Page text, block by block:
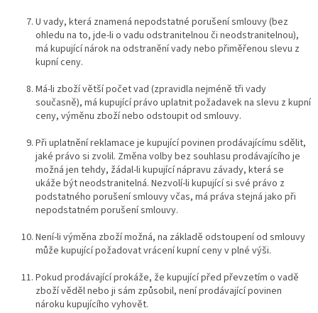
U vady, která znamená nepodstatné porušení smlouvy (bez
ohledu na to, jde-li o vadu odstranitelnou či neodstranitelnou),
má kupující nárok na odstranění vady nebo přiměřenou slevu z
kupní ceny.
Má-li zboží větší počet vad (zpravidla nejméně tři vady
současně), má kupující právo uplatnit požadavek na slevu z kupní
ceny, výměnu zboží nebo odstoupit od smlouvy.
Při uplatnění reklamace je kupující povinen prodávajícímu sdělit,
jaké právo si zvolil. Změna volby bez souhlasu prodávajícího je
možná jen tehdy, žádal-li kupující nápravu závady, která se
ukáže být neodstranitelná. Nezvolí-li kupující si své právo z
podstatného porušení smlouvy včas, má práva stejná jako při
nepodstatném porušení smlouvy.
Není-li výměna zboží možná, na základě odstoupení od smlouvy
může kupující požadovat vrácení kupní ceny v plné výši.
Pokud prodávající prokáže, že kupující před převzetím o vadě
zboží věděl nebo ji sám způsobil, není prodávající povinen
nároku kupujícího vyhovět.